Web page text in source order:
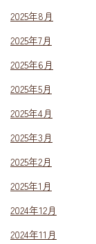
2025年8月
2025年7月
2025年6月
2025年5月
2025年4月
2025年3月
2025年2月
2025年1月
2024年12月
2024年11月